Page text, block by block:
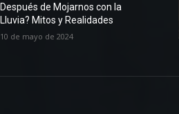
Después de Mojarnos con la
Lluvia? Mitos y Realidades
10 de mayo de 2024